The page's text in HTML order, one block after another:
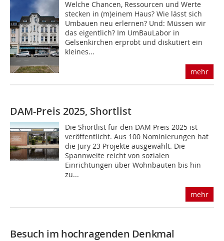
Welche Chancen, Ressourcen und Werte
stecken in (m)einem Haus? Wie lässt sich
Umbauen neu erlernen? Und: Müssen wir
das eigentlich? Im UmBauLabor in
Gelsenkirchen erprobt und diskutiert ein
kleines...
mehr
DAM-Preis 2025, Shortlist
Die Shortlist für den DAM Preis 2025 ist
veröffentlicht. Aus 100 Nominierungen hat
die Jury 23 Projekte ausgewählt. Die
Spannweite reicht von sozialen
Einrichtungen über Wohnbauten bis hin
zu...
mehr
Besuch im hochragenden Denkmal